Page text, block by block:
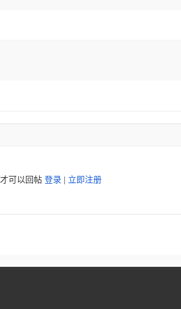
可以回帖 登录 立即注册